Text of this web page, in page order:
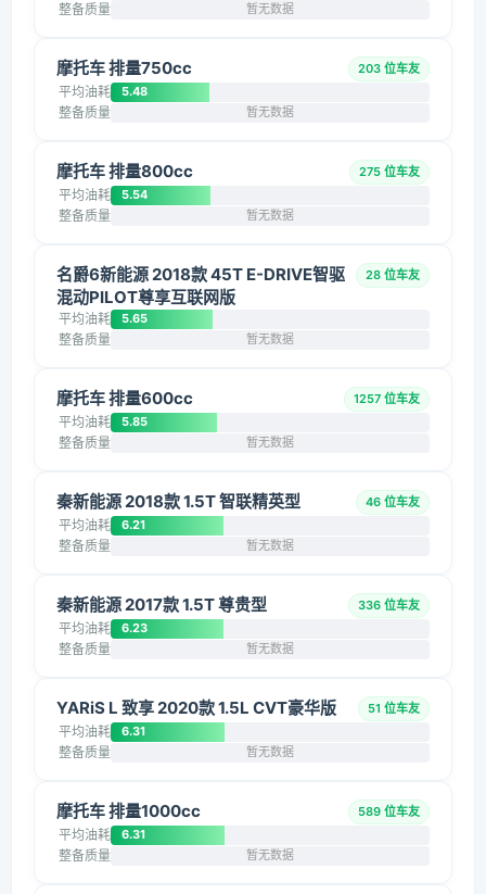
整备质量 暂无数据
摩托车 排量750cc 203 位车友
平均油耗 5.48
整备质量 暂无数据
摩托车 排量800cc 275 位车友
平均油耗 5.54
整备质量 暂无数据
名爵6新能源 2018款 45T E-DRIVE智驱
混动PILOT尊享互联网版
28 位车友
平均油耗 5.65
整备质量 暂无数据
摩托车 排量600cc 1257 位车友
平均油耗 5.85
整备质量 暂无数据
秦新能源 2018款 1.5T 智联精英型 46 位车友
平均油耗 6.21
整备质量 暂无数据
秦新能源 2017款 1.5T 尊贵型 336 位车友
平均油耗 6.23
整备质量 暂无数据
YARiS L 致享 2020款 1.5L CVT豪华版 51 位车友
平均油耗 6.31
整备质量 暂无数据
摩托车 排量1000cc 589 位车友
平均油耗 6.31
整备质量 暂无数据